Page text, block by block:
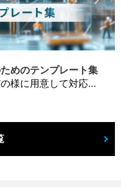
めのテンプレート集
建設工事に関わる安全書類をどの様に用意して対応するか？関連書式テンプレートから書き方の注意点などの役立つコラムをbizoceanがお届けします。